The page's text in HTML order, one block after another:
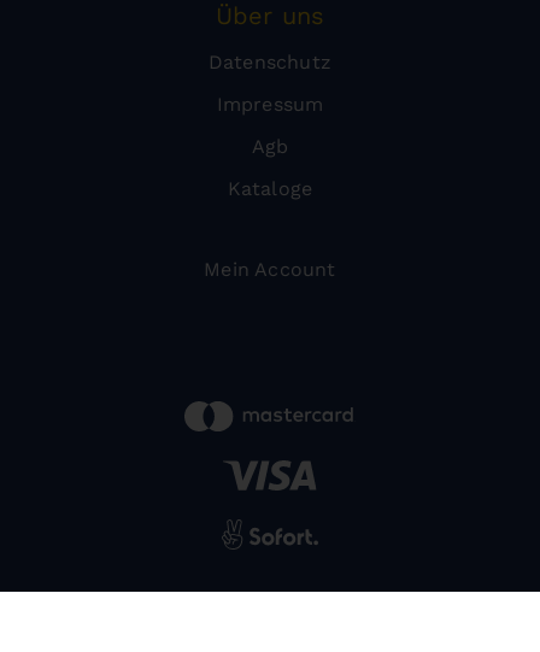
Über uns
Datenschutz
Impressum
Agb
Kataloge
Mein Account